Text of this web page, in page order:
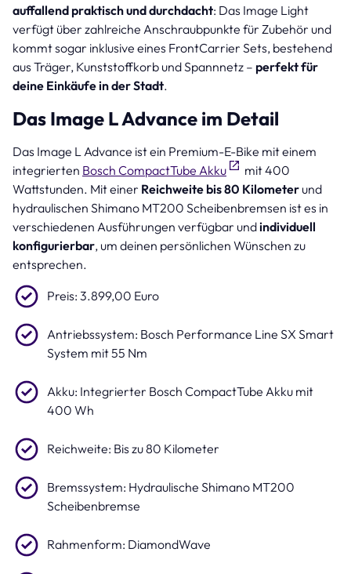
auffallend praktisch und durchdacht: Das Image Light
verfügt über zahlreiche Anschraubpunkte für Zubehör und
kommt sogar inklusive eines FrontCarrier Sets, bestehend
aus Träger, Kunststoffkorb und Spannnetz – perfekt für
deine Einkäufe in der Stadt.
Das Image L Advance im Detail
Das Image L Advance ist ein Premium-E-Bike mit einem
integrierten Bosch CompactTube Akku
mit 400
Wattstunden. Mit einer Reichweite bis 80 Kilometer und
hydraulischen Shimano MT200 Scheibenbremsen ist es in
verschiedenen Ausführungen verfügbar undindividuell
konfigurierbar, um deinen persönlichen Wünschen zu
entsprechen.
Preis: 3.899,00 Euro
Antriebssystem: Bosch Performance Line SX Smart
System mit 55 Nm
Akku: Integrierter Bosch CompactTube Akku mit
400 Wh
Reichweite: Bis zu 80 Kilometer
Bremssystem: Hydraulische Shimano MT200
Scheibenbremse
Rahmenform: DiamondWave